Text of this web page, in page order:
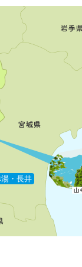
湯・長井